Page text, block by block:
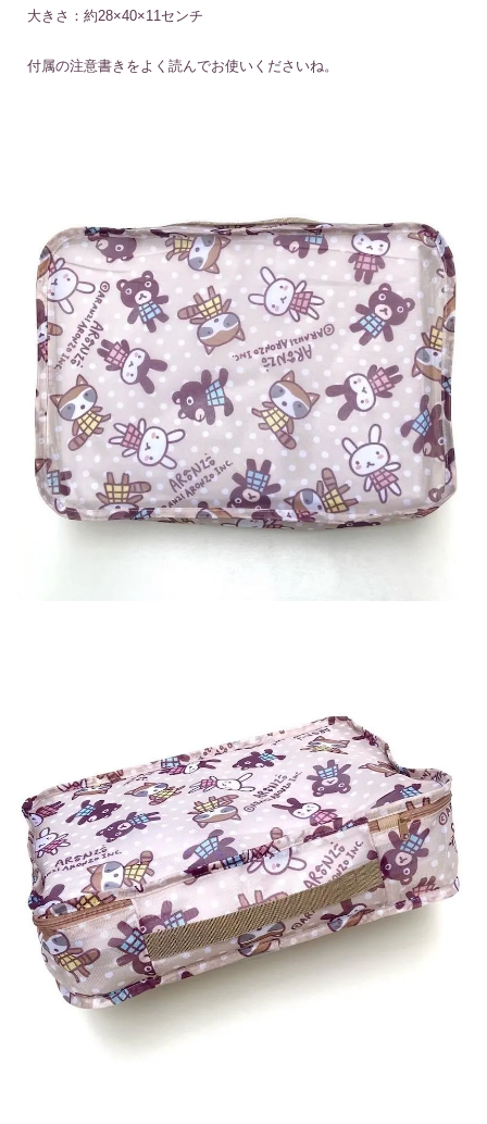
大きさ：約28×40×11センチ
付属の注意書きをよく読んでお使いくださいね。